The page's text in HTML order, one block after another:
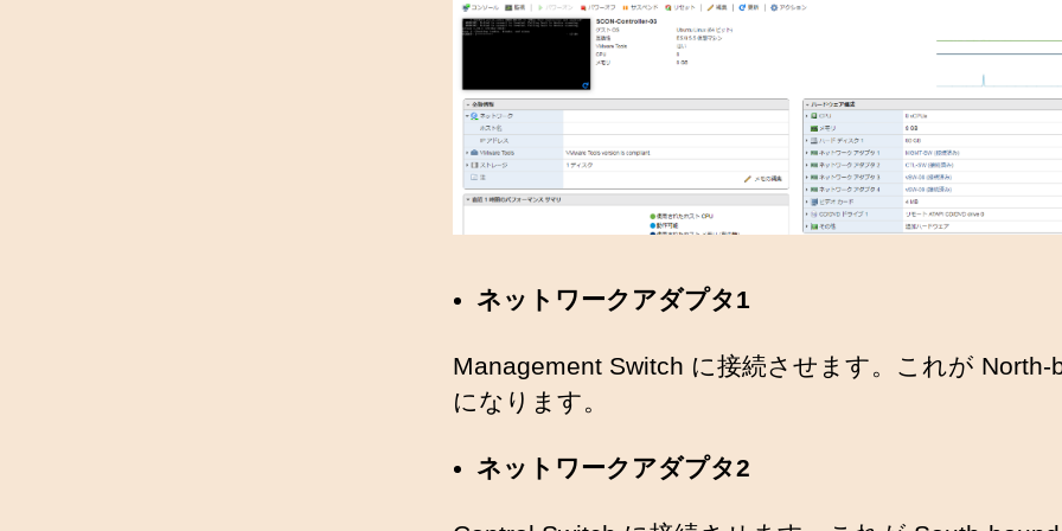
ネットワークアダプタ1
Management Switch に接続させます。これが North-
になります。
ネットワークアダプタ2